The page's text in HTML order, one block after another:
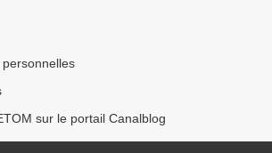
sur le portail Canalblog